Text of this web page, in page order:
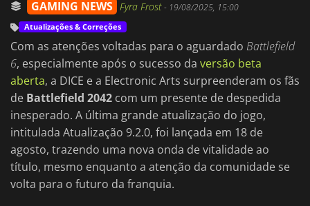
GAMING NEWS Fyra Frost- 19/08/2025, 15:00
Atualizações & Correções
Com as atenções voltadas para o aguardado Battlefield
6, especialmente após o sucesso da versão beta
aberta, a DICE e a Electronic Arts surpreenderam os fãs
de Battlefield 2042 com um presente de despedida
inesperado. A última grande atualização do jogo,
intitulada Atualização 9.2.0, foi lançada em 18 de
agosto, trazendo uma nova onda de vitalidade ao
título, mesmo enquanto a atenção da comunidade se
volta para o futuro da franquia.